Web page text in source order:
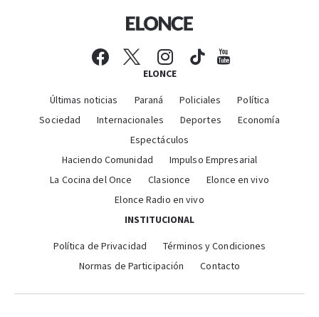
ELONCE
Últimas noticias Paraná Policiales
Política
Sociedad
Internacionales Deportes
Economía
Espectáculos
Haciendo Comunidad
Impulso Empresarial
La Cocina del Once
Clasionce
Elonce en vivo
Elonce Radio en vivo
INSTITUCIONAL
Política de Privacidad
Términos y Condiciones
Normas de Participación
Contacto